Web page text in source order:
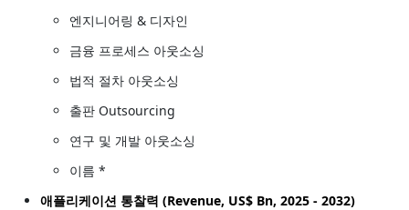
엔지니어링 & 디자인
금융 프로세스 아웃소싱
법적 절차 아웃소싱
출판 Outsourcing
연구 및 개발 아웃소싱
이름 *
애플리케이션 통찰력 (Revenue, US$ Bn, 2025 - 2032)